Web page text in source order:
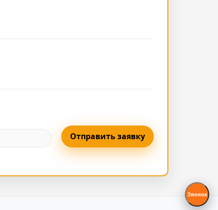
Отправить заявку
Звонок